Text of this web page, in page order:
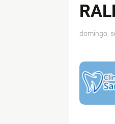
domingo,